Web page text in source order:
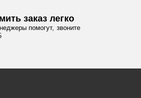
заказ легко
помогут, звоните